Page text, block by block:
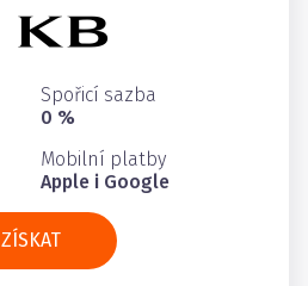
Spořicí sazba
0 %
Mobilní platby
Apple i Google
ZÍSKAT